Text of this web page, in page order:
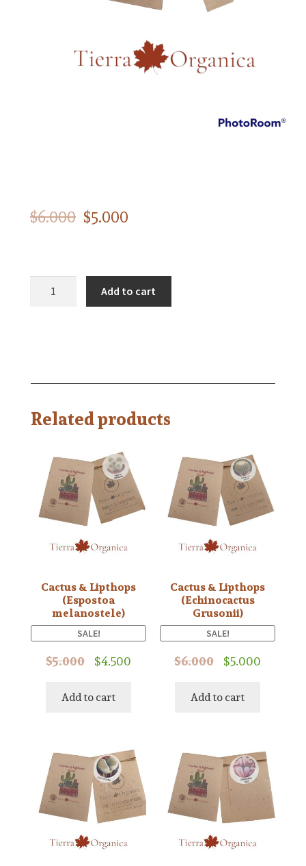
$6.000 $5.000
Add to cart
Related products
Cactus & Lipthops
(Espostoa
melanostele)
SALE!
$5.000 $4.500
Add to cart
Cactus & Lipthops
(Echinocactus
Grusonii)
SALE!
$6.000 $5.000
Add to cart